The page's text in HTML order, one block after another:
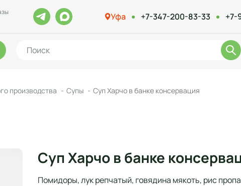
Уфа +7-347-200-83-33 +7-
производства Супы Суп Харчо в банке консервация
Суп Харчо в банке
Помидоры, лук репчатый, говядина мякоть, рис